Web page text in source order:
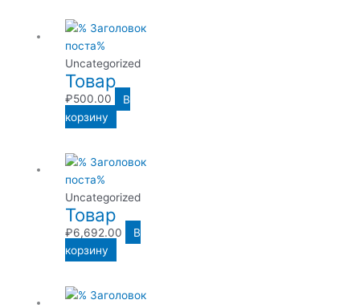
Uncategorized
Товар
₽500.00
В
корзину
Uncategorized
Товар
₽6,692.00
В
корзину